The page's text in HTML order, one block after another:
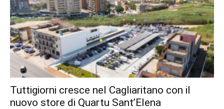
Tuttigiorni cresce nel Cagliaritano con il
nuovo store di Quartu Sant’Elena